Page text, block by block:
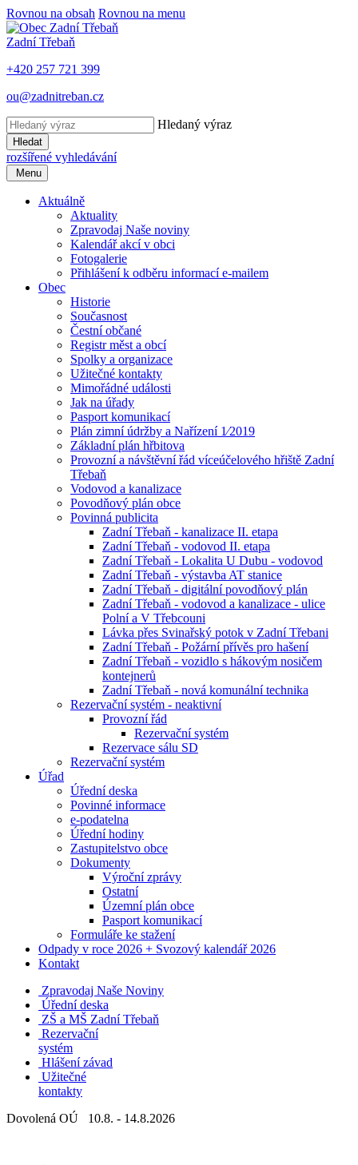
Rovnou na obsah Rovnou na menu
Zadní Třebaň
+420 257 721 399
ou@zadnitreban.cz
Hledaný výraz
Hledat
rozšířené vyhledávání
Menu
Aktuálně
Aktuality
Zpravodaj Naše noviny
Kalendář akcí v obci
Fotogalerie
Přihlášení k odběru informací e-mailem
Obec
Historie
Současnost
Čestní občané
Registr měst a obcí
Spolky a organizace
Užitečné kontakty
Mimořádné události
Jak na úřady
Pasport komunikací
Plán zimní údržby a Nařízení 1⁄2019
Základní plán hřbitova
Provozní a návštěvní řád víceúčelového hřiště Zadní
Třebaň
Vodovod a kanalizace
Povodňový plán obce
Povinná publicita
Zadní Třebaň - kanalizace II. etapa
Zadní Třebaň - vodovod II. etapa
Zadní Třebaň - Lokalita U Dubu - vodovod
Zadní Třebaň - výstavba AT stanice
Zadní Třebaň - digitální povodňový plán
Zadní Třebaň - vodovod a kanalizace - ulice
Polní a V Třebcouni
Lávka přes Svinařský potok v Zadní Třebani
Zadní Třebaň - Požární přívěs pro hašení
Zadní Třebaň - vozidlo s hákovým nosičem
kontejnerů
Zadní Třebaň - nová komunální technika
Rezervační systém - neaktivní
Provozní řád
Rezervační systém
Rezervace sálu SD
Rezervační systém
Úřad
Úřední deska
Povinné informace
e-podatelna
Úřední hodiny
Zastupitelstvo obce
Dokumenty
Výroční zprávy
Ostatní
Územní plán obce
Pasport komunikací
Formuláře ke stažení
Odpady v roce 2026 + Svozový kalendář 2026
Kontakt
Zpravodaj Naše Noviny
Úřední deska
ZŠ a MŠ Zadní Třebaň
Rezervační
systém
Hlášení závad
Užitečné
kontakty
Dovolená OÚ 10.8. - 14.8.2026